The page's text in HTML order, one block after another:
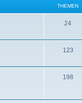
THEMEN
24
123
198